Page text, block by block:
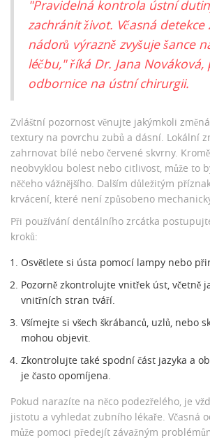
"Pravidelná kontrola ústní
zachránit život. Včasná detekce
nádorů výrazně zvyšuje šance
léčbu," říká Dr. Jana Nováková,
odbornice na ústní chirurgii.
Zvláštní pozornost věnujte jakýmkoli
textury na povrchu zubů a dásní. Lokální
zahrnovat bílé nebo červené skvrny.
neobvyklou bolest nebo citlivost, může to
něčeho vážnějšího. Dalším důležitým
krvácení, které není způsobeno
Při používání dentálního zrcátka
kroků:
Osvětlete si ústa pomocí lampy nebo
Pozorně zkontrolujte vnitřek úst, včetně
vnitřních stran tváří.
Všímejte si všech škrábanců, uzlů, nebo
mohou objevit.
Zkontrolujte také spodní část jazyka a
je často opomíjena.
Pokud narazíte na něco podezřelého, je
jistotu a vyhledat zubního lékaře. Včasná
může pomoci předejít závažným